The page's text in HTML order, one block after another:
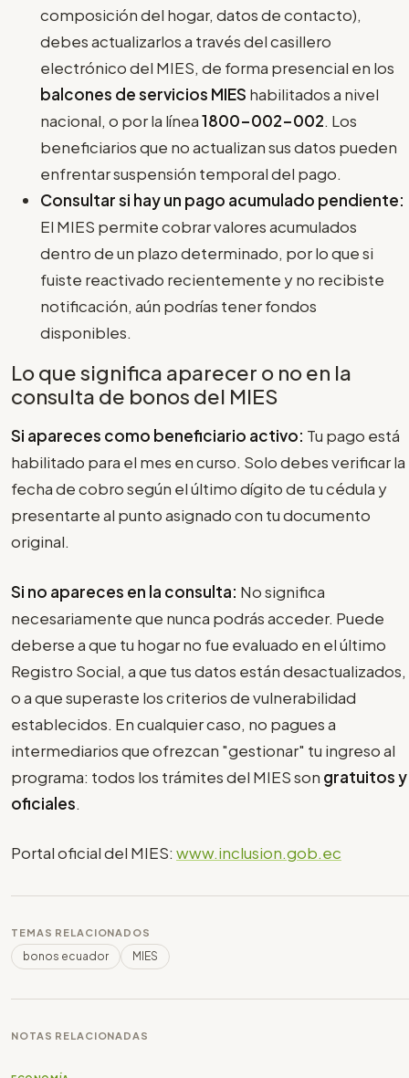
composición del hogar, datos de contacto),
debes actualizarlos a través del casillero
electrónico del MIES, de forma presencial en los
balcones de servicios MIES habilitados a nivel
nacional, o por la línea1800-002-002. Los
beneficiarios que no actualizan sus datos pueden
enfrentar suspensión temporal del pago.
Consultar si hay un pago acumulado pendiente:
El MIES permite cobrar valores acumulados
dentro de un plazo determinado, por lo que si
fuiste reactivado recientemente y no recibiste
notificación, aún podrías tener fondos
disponibles.
Lo que significa aparecer o no en la
consulta de bonos del MIES
Si apareces como beneficiario activo: Tu pago está
habilitado para el mes en curso. Solo debes verificar la
fecha de cobro según el último dígito de tu cédula y
presentarte al punto asignado con tu documento
original.
Si no apareces en la consulta: No significa
necesariamente que nunca podrás acceder. Puede
deberse a que tu hogar no fue evaluado en el último
Registro Social, a que tus datos están desactualizados,
o a que superaste los criterios de vulnerabilidad
establecidos. En cualquier caso, no pagues a
intermediarios que ofrezcan "gestionar" tu ingreso al
programa: todos los trámites del MIES son gratuitos y
oficiales.
Portal oficial del MIES: www.inclusion.gob.ec
TEMAS RELACIONADOS
bonos ecuador MIES
NOTAS RELACIONADAS